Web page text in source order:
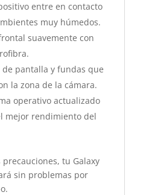
entre en contacto
muy húmedos.
suavemente con
de pantalla y fundas que
la zona de la cámara.
operativo actualizado
mejor rendimiento del
precauciones, tu Galaxy
sin problemas por